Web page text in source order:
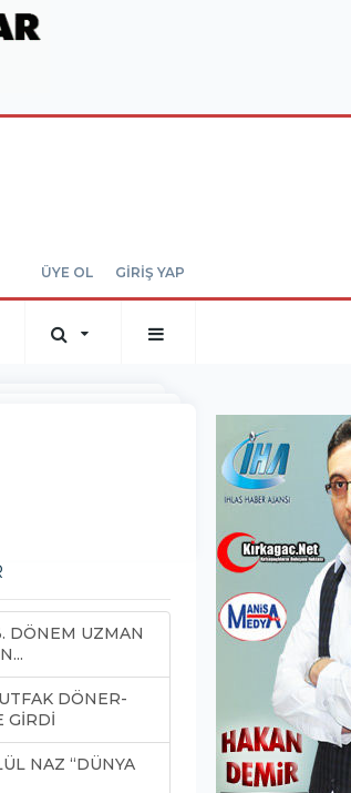
ÜYE OL GİRİŞ YAP
DÖNEM UZMAN
DÖNER-
GİRDİ
NAZ “DÜNYA